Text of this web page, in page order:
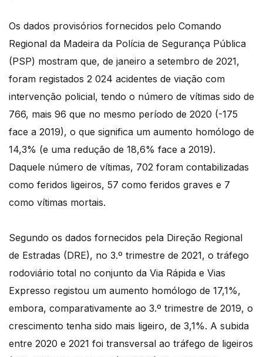
Os dados provisórios fornecidos pelo Comando
Regional da Madeira da Polícia de Segurança Pública
(PSP) mostram que, de janeiro a setembro de 2021,
foram registados 2 024 acidentes de viação com
intervenção policial, tendo o número de vítimas sido de
766, mais 96 que no mesmo período de 2020 (-175
face a 2019), o que significa um aumento homólogo de
14,3% (e uma redução de 18,6% face a 2019).
Daquele número de vítimas, 702 foram contabilizadas
como feridos ligeiros, 57 como feridos graves e 7
como vítimas mortais.
Segundo os dados fornecidos pela Direção Regional
de Estradas (DRE), no 3.º trimestre de 2021, o tráfego
rodoviário total no conjunto da Via Rápida e Vias
Expresso registou um aumento homólogo de 17,1%,
embora, comparativamente ao 3.º trimestre de 2019, o
crescimento tenha sido mais ligeiro, de 3,1%. A subida
entre 2020 e 2021 foi transversal ao tráfego de ligeiros